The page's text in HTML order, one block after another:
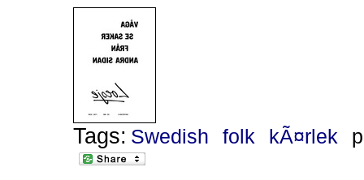
Tags: Swedish folk kÃ¤rlek